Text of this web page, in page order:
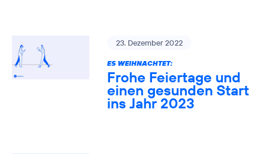
23. Dezember 2022
ES WEIHNACHTET:
Frohe Feiertage und
einen gesunden Start
ins Jahr 2023